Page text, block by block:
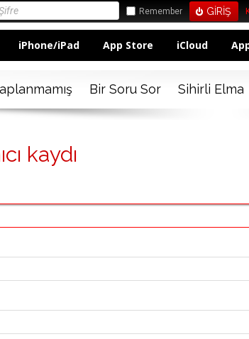
Remember
iPhone/iPad App Store iCloud
Bir Soru Sor Sihirli Elma
kaydı